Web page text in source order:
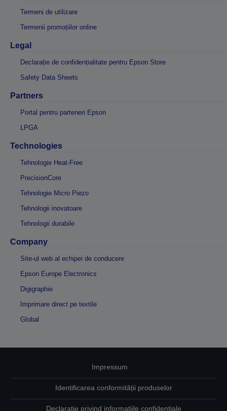
Termeni de utilizare
Termenii promoțiilor online
Legal
Declarație de confidențialitate pentru Epson Store
Safety Data Sheets
Partners
Portal pentru parteneri Epson
LPGA
Technologies
Tehnologie Heat-Free
PrecisionCore
Tehnologie Micro Piezo
Tehnologii inovatoare
Tehnologii durabile
Company
Site-ul web al echipei de conducere
Epson Europe Electronics
Digigraphie
Imprimare direct pe textile
Global
Impressum
Identificarea conformității produselor
Declarație privind informațiile confidențiale